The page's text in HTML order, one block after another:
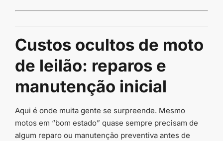
Custos ocultos de moto
de leilão: reparos e
manutenção inicial
Aqui é onde muita gente se surpreende. Mesmo
motos em “bom estado” quase sempre precisam de
algum reparo ou manutenção preventiva antes de